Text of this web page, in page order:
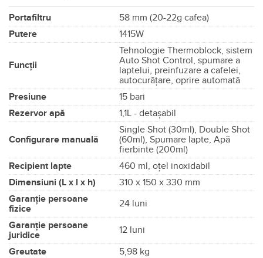
Portafiltru
58 mm (20-22g cafea)
Putere
1415W
Funcții
Tehnologie Thermoblock, sistem
Auto Shot Control, spumare a
laptelui, preinfuzare a cafelei,
autocurățare, oprire automată
Presiune
15 bari
Rezervor apă
1,1L - detașabil
Configurare manuală
Single Shot (30ml), Double Shot
(60ml), Spumare lapte, Apă
fierbinte (200ml)
Recipient lapte
460 ml, oțel inoxidabil
Dimensiuni (L x l x h)
310 x 150 x 330 mm
Garanție persoane
fizice
24 luni
Garanție persoane
juridice
12 luni
Greutate
5,98 kg